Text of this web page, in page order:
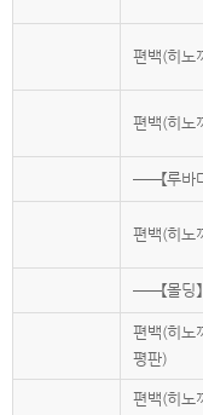
편백(히
편백(히
──【루바
편백(히
──【몰딩】
편백(히
평판)
편백(히